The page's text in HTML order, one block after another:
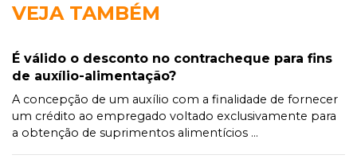
VEJA TAMBÉM
É válido o desconto no contracheque para fins
de auxílio-alimentação?
A concepção de um auxílio com a finalidade de fornecer
um crédito ao empregado voltado exclusivamente para
a obtenção de suprimentos alimentícios ...